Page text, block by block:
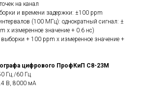
на канал
и времени задержки: ±100 ppm
(100 МГц): однократный сигнал: ±
х измеренное значение + 0.6 нс)
+ 100 ppm х измеренное значение +
цифрового ПрофКиП С8-23М
Гц /60 Гц
В, 8000 мА